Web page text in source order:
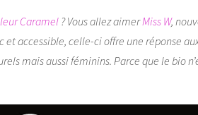
Caramel? Vous allez aimerMiss W,
et accessible, celle-ci offre une réponse
mais aussi féminins. Parce que le bio